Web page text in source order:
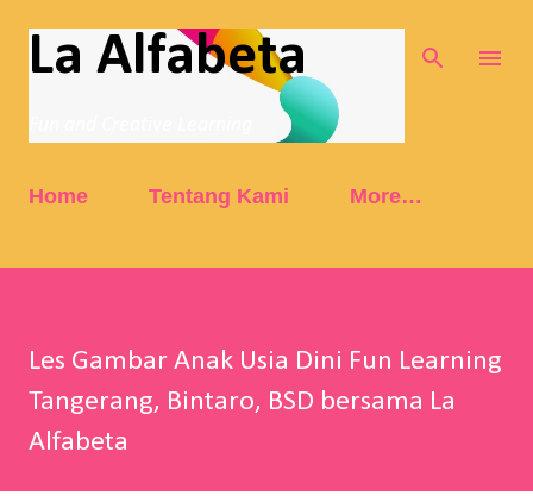
Skip to main content
La Alfabeta
Home Tentang Kami More…
Les Gambar Anak Usia Dini Fun Learning
Tangerang, Bintaro, BSD bersama La
Alfabeta